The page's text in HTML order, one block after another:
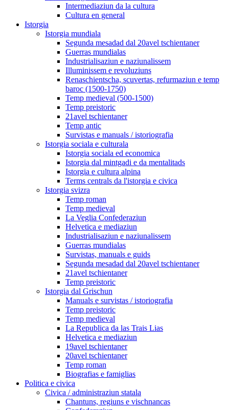
Intermediaziun da la cultura
Cultura en general
Istorgia
Istorgia mundiala
Segunda mesadad dal 20avel tschientaner
Guerras mundialas
Industrialisaziun e naziunalissem
Illuminissem e revoluziuns
Renaschientscha, scuvertas, refurmaziun e temp
baroc (1500-1750)
Temp medieval (500-1500)
Temp preistoric
21avel tschientaner
Temp antic
Survistas e manuals / istoriografia
Istorgia sociala e culturala
Istorgia sociala ed economica
Istorgia dal mintgadi e da mentalitads
Istorgia e cultura alpina
Terms centrals da l'istorgia e civica
Istorgia svizra
Temp roman
Temp medieval
La Veglia Confederaziun
Helvetica e mediaziun
Industrialisaziun e naziunalissem
Guerras mundialas
Survistas, manuals e guids
Segunda mesadad dal 20avel tschientaner
21avel tschientaner
Temp preistoric
Istorgia dal Grischun
Manuals e survistas / istoriografia
Temp preistoric
Temp medieval
La Republica da las Trais Lias
Helvetica e mediaziun
19avel tschientaner
20avel tschientaner
Temp roman
Biografias e famiglias
Politica e civica
Civica / administraziun statala
Chantuns, regiuns e vischnancas